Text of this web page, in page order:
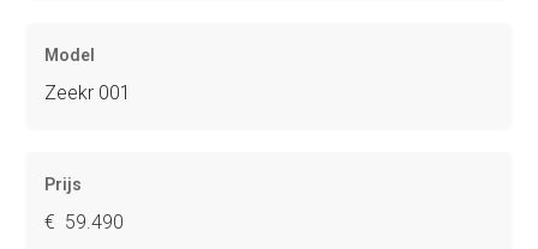
Model
Zeekr 001
Prijs
€ 59.490